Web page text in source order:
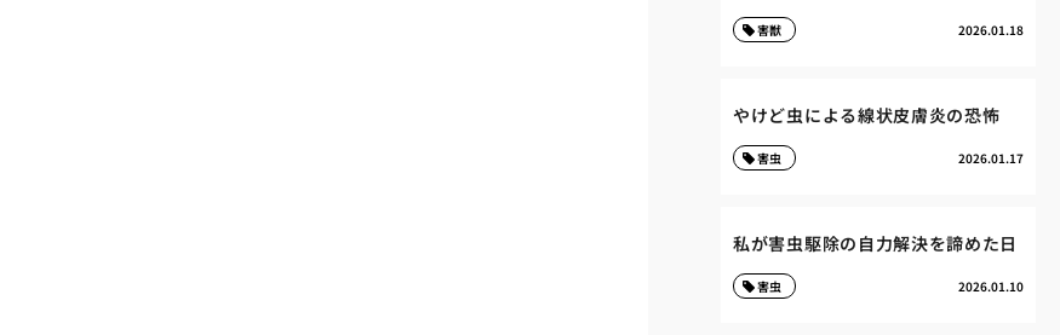
2026.01.18
害獣
やけど虫による線状皮膚炎の恐怖
2026.01.17
害虫
私が害虫駆除の自力解決を諦めた日
2026.01.10
害虫